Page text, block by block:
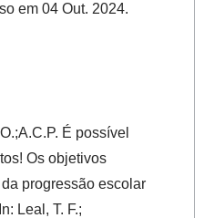
em 04 Out. 2024.
É possível
Os objetivos
progressão escolar
Leal, T. F.;